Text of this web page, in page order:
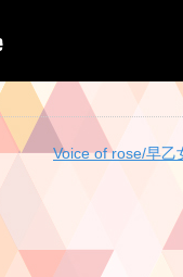
Voice of rose/早